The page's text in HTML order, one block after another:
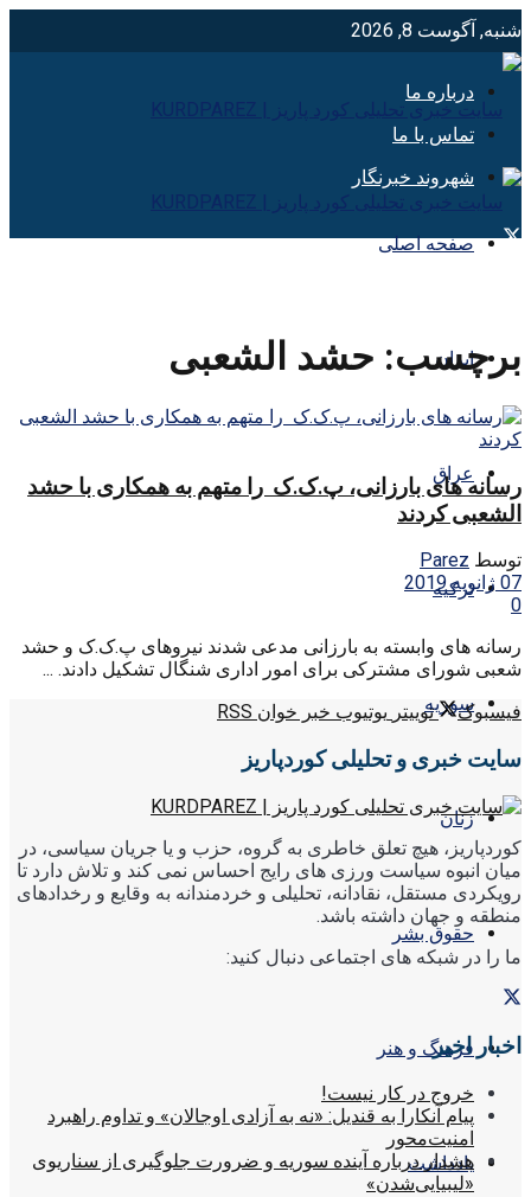
شنبه, آگوست 8, 2026
درباره ما
تماس با ما
شهروند خبرنگار
صفحه اصلی
ایران
عراق
ترکیه
سوریه
زنان
حقوق بشر
فرهنگ و هنر
یادداشت
برچسب: حشد الشعبی
رسانه های بارزانی، پ.ک.ک را متهم به همکاری با حشد
الشعبی کردند
توسط Parez
07 ژانویه 2019
0
رسانه های وابسته به بارزانی مدعی شدند نیروهای پ.ک.ک و حشد
شعبی شورای مشترکی برای امور اداری شنگال تشکیل دادند. ...
فیسبوک
توییتر یوتیوب خبر خوان RSS
سایت خبری و تحلیلی کوردپاریز
کوردپاریز، هیچ تعلق خاطری به گروه، حزب و یا جریان سیاسی، در
میان انبوه سیاست ورزی های رایج احساس نمی کند و تلاش دارد تا
رویکردی مستقل، نقادانه، تحلیلی و خردمندانه به وقایع و رخدادهای
منطقه و جهان داشته باشد.
ما را در شبکه های اجتماعی دنبال کنید:
اخبار اخیر
خروج در کار نیست!
پیام آنکارا به قندیل: «نه به آزادی اوجالان» و تداوم راهبرد
امنیت‌محور
هشدار درباره آینده سوریه و ضرورت جلوگیری از سناریوی
«لیبیایی‌شدن»